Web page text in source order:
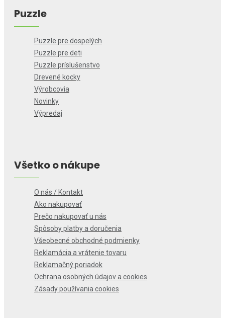
Puzzle
Puzzle pre dospelých
Puzzle pre deti
Puzzle príslušenstvo
Drevené kocky
Výrobcovia
Novinky
Výpredaj
Všetko o nákupe
O nás / Kontakt
Ako nakupovať
Prečo nakupovať u nás
Spôsoby platby a doručenia
Všeobecné obchodné podmienky
Reklamácia a vrátenie tovaru
Reklamačný poriadok
Ochrana osobných údajov a cookies
Zásady používania cookies